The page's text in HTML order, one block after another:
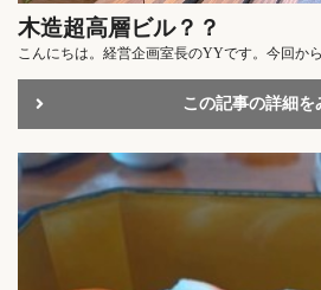
木造超高層ビル？？
こんにちは。経営企画室長のYYです。今回か
この記事の詳細を